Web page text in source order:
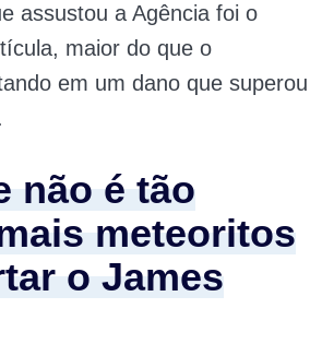
assustou a Agência foi o
maior do que o
em um dano que superou
não é tão
meteoritos
o James